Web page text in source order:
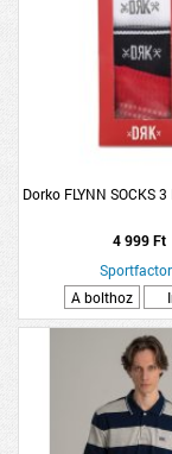
Dorko FLYNN SOCKS
4 999 Ft
A bolthoz